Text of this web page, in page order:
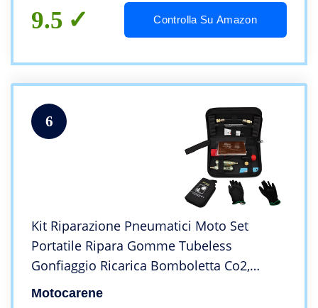
9.5 Controlla Su Amazon
6
Kit Riparazione Pneumatici Moto Set
Portatile Ripara Gomme Tubeless
Gonfiaggio Ricarica Bomboletta Co2,
Senza Camera D’aria Con Mastice Slime
Motocarene